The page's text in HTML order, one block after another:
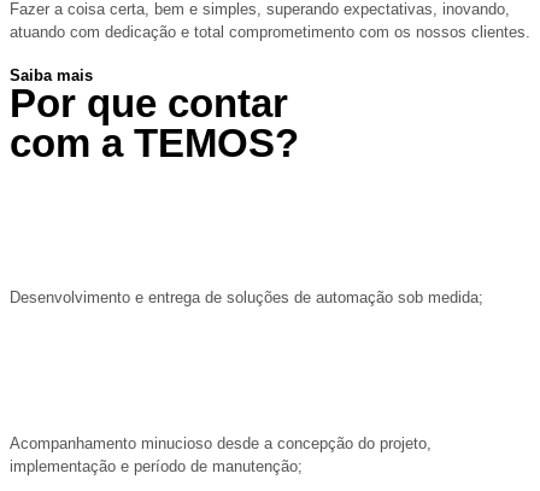
Fazer a coisa certa, bem e simples, superando expectativas, inovando,
atuando com dedicação e total comprometimento com os nossos clientes.
Saiba mais
Por que contar
com a TEMOS?
Desenvolvimento e entrega de soluções de automação sob medida;
Acompanhamento minucioso desde a concepção do projeto,
implementação e período de manutenção;